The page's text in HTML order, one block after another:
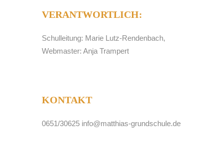
VERANTWORTLICH:
Schulleitung: Marie Lutz-Rendenbach,
Webmaster: Anja Trampert
KONTAKT
0651/30625 info@matthias-grundschule.de